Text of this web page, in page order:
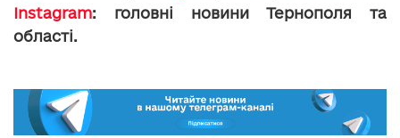
Instagram: головні новини Тернополя та
області.